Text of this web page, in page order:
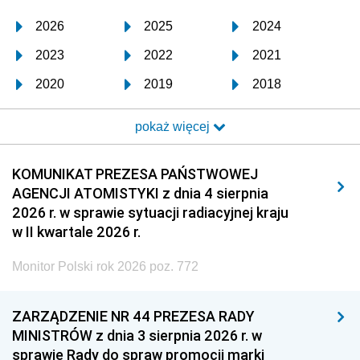
2026 2025 2024
2023 2022 2021
2020 2019 2018
2017 2016 2015
2014 2013 2012
2011 2010 2009
2008 2007 2006
2005
1996 1995 1994
1993 1992 1991
pokaż więcej
KOMUNIKAT PREZESA PAŃSTWOWEJ
AGENCJI ATOMISTYKI z dnia 4 sierpnia
2026 r. w sprawie sytuacji radiacyjnej kraju
w II kwartale 2026 r.
Monitor Polski rok 2026 poz. 772
ZARZĄDZENIE NR 44 PREZESA RADY
MINISTRÓW z dnia 3 sierpnia 2026 r. w
sprawie Rady do spraw promocji marki